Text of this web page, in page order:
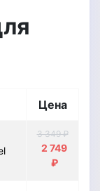
Цена
3 349 ₽
2 749
₽